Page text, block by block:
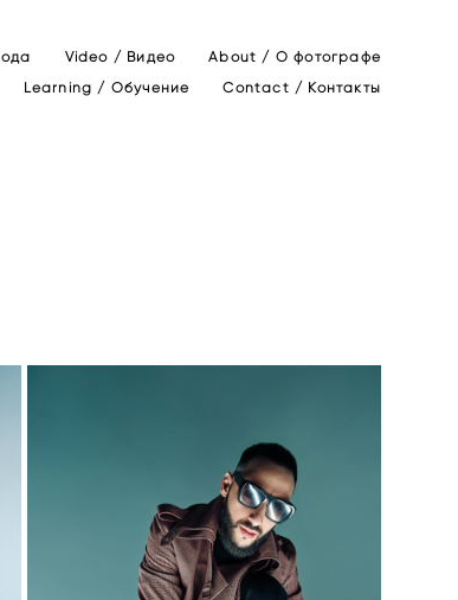
Video / Видео
About / О фотографе
Learning / Обучение
Contact / Контакты